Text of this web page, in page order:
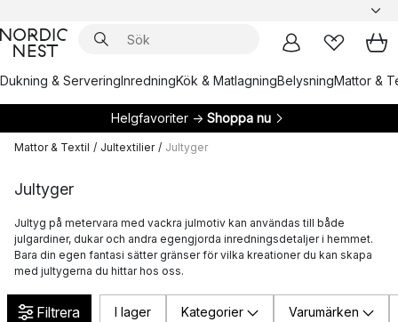
Dukning & ServeringInredningKök & MatlagningBelysningMattor &
Helgfavoriter → Shoppa nu
Mattor & Textil / Jultextilier / Jultyger
Jultyger
Jultyg på metervara med vackra julmotiv kan användas till både
julgardiner, dukar och andra egengjorda inredningsdetaljer i hemmet.
Bara din egen fantasi sätter gränser för vilka kreationer du kan skapa
med jultygerna du hittar hos oss.
Filtrera I lager Kategorier Varumärken